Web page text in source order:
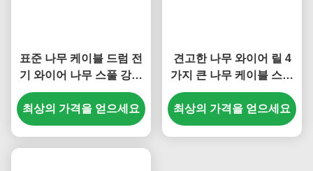
표준 나무 케이블 드럼 전
기 와이어 나무 스풀 강한
부하 용량
최상의 가격을 얻으세요
견고한 나무 와이어 릴 4
가지 큰 나무 케이블 스풀
내구성
최상의 가격을 얻으세요